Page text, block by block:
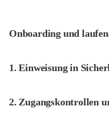
Onboarding und
1. Einweisung in
2. Zugangskontrollen